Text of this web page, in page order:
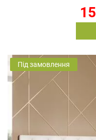
Під замовлення